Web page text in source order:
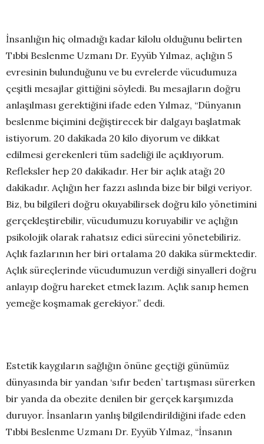
İnsanlığın hiç olmadığı kadar kilolu olduğunu belirten
Tıbbi Beslenme Uzmanı Dr. Eyyüb Yılmaz, açlığın 5
evresinin bulunduğunu ve bu evrelerde vücudumuza
çeşitli mesajlar gittiğini söyledi. Bu mesajların doğru
anlaşılması gerektiğini ifade eden Yılmaz, “Dünyanın
beslenme biçimini değiştirecek bir dalgayı başlatmak
istiyorum. 20 dakikada 20 kilo diyorum ve dikkat
edilmesi gerekenleri tüm sadeliği ile açıklıyorum.
Refleksler hep 20 dakikadır. Her bir açlık atağı 20
dakikadır. Açlığın her fazzı aslında bize bir bilgi veriyor.
Biz, bu bilgileri doğru okuyabilirsek doğru kilo yönetimini
gerçekleştirebilir, vücudumuzu koruyabilir ve açlığın
psikolojik olarak rahatsız edici sürecini yönetebiliriz.
Açlık fazlarının her biri ortalama 20 dakika sürmektedir.
Açlık süreçlerinde vücudumuzun verdiği sinyalleri doğru
anlayıp doğru hareket etmek lazım. Açlık sanıp hemen
yemeğe koşmamak gerekiyor.” dedi.
Estetik kaygıların sağlığın önüne geçtiği günümüz
dünyasında bir yandan ‘sıfır beden’ tartışması sürerken
bir yanda da obezite denilen bir gerçek karşımızda
duruyor. İnsanların yanlış bilgilendirildiğini ifade eden
Tıbbi Beslenme Uzmanı Dr. Eyyüb Yılmaz, “İnsanın